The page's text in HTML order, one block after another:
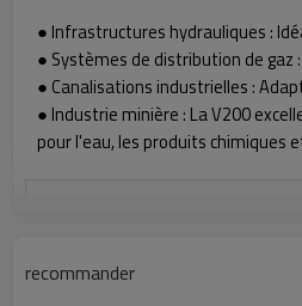
● Infrastructures hydrauliques :
● Systèmes de distribution de
● Canalisations industrielles :
● Industrie minière : La V200
pour l'eau, les produits chimiques
SOURCE DE COURANT
recommander